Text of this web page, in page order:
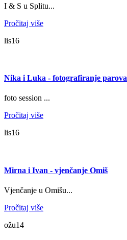
I & S u Splitu...
Pročitaj više
lis16
Nika i Luka - fotografiranje parova
foto session ...
Pročitaj više
lis16
Mirna i Ivan - vjenčanje Omiš
Vjenčanje u Omišu...
Pročitaj više
ožu14